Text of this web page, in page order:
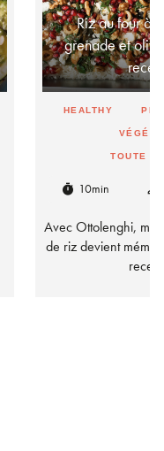
Riz au four à
grenade et
HEALTHY
TOUTE
timer 10min person_outline
Avec Ottolenghi,
de riz devient